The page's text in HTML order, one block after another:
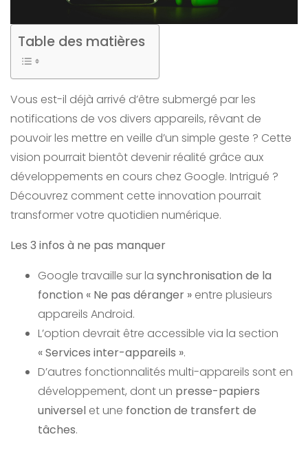
Table des matières
Vous est-il déjà arrivé d’être submergé par les
notifications de vos divers appareils, rêvant de
pouvoir les mettre en veille d’un simple geste ? Cette
vision pourrait bientôt devenir réalité grâce aux
développements en cours chez Google. Intrigué ?
Découvrez comment cette innovation pourrait
transformer votre quotidien numérique.
Les 3 infos à ne pas manquer
Google travaille sur la synchronisation de la
fonction « Ne pas déranger » entre plusieurs
appareils Android.
L’option devrait être accessible via la section
« Services inter-appareils ».
D’autres fonctionnalités multi-appareils sont en
développement, dont un presse-papiers
universel et une fonction de transfert de
tâches.